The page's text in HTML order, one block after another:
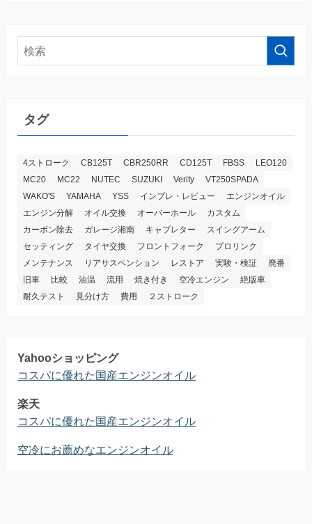
タグ
4ストローク CB125T CBR250RR CD125T FBSS
LEO120
MC20
MC22 NUTEC SUZUKI Verity
VT250SPADA
WAKO'S
YAMAHA YSS インプレ・レビュー
エンジンオイル
エンジン分解
オイル交換 オーバーホール
カスタム
カーボン除去
ガレージ湘南 キャブレター
スイングアーム
セッティング
タイヤ交換 フロントフォーク
プロリンク
メンテナンス
リアサスペンション レストア 実験・検証
廃番
旧車
比較 油温 流用 焼き付き 空冷エンジン
絶版車
耐久テスト
見分け方 費用 ２ストローク
Yahooショッピング
コスパに優れた国産エンジンオイル
楽天
コスパに優れた国産エンジンオイル
空冷にお薦めなエンジンオイル